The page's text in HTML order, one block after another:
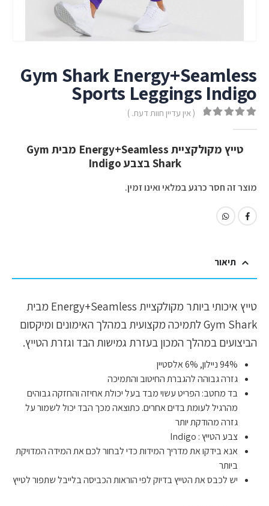
Gym Shark Energy+Seamless
Sports Leggings Indigo
( אין עדיין חוות דעת. )
טייץ מקולקציית Energy+Seamless מבית Gym
Shark בצבע Indigo
מוצר זה חסר כרגע במלאי ואינו זמין.
תיאור
טייץ איכותי ביותר מקולקציית Energy+Seamless מבית
Gym Shark לתמיכה מקצועית במהלך האימונים ומיקסום
הביצועים במהלך המכון בעזרת גמישות הבד וגזרת הטייץ.
94% ניילון, 6% אלסטיין
גזרה גבוהה להגברת החיטוב והתמיכה
בד מחטב: הפריט עשוי מבד בעל יכולת אחיזה והחזקה גבוהים
מהרגיל לעומת בדים אחרים. כתוצאה מכך הבד יכול לשמור על
גזרה מהודקת יותר
צבע הטייץ : Indigo
אנא בידקו את מדריך המידות כדי לבחור לכם את המידה המדויקת
ביותר
יש לכבס את הטייץ בדיוק לפי הוראות הכביסה בלייבל שתפור לטייץ